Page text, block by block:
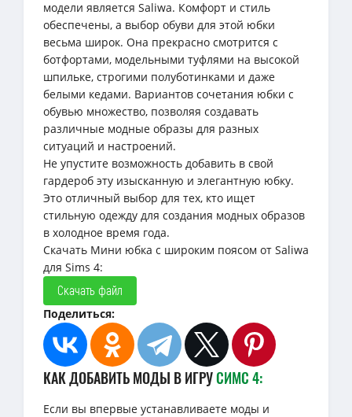
модели является Saliwa. Комфорт и стиль
обеспечены, а выбор обуви для этой юбки
весьма широк. Она прекрасно смотрится с
ботфортами, модельными туфлями на высокой
шпильке, строгими полуботинками и даже
белыми кедами. Вариантов сочетания юбки с
обувью множество, позволяя создавать
различные модные образы для разных
ситуаций и настроений.
Не упустите возможность добавить в свой
гардероб эту изысканную и элегантную юбку.
Это отличный выбор для тех, кто ищет
стильную одежду для создания модных образов
в холодное время года.
Скачать Мини юбка с широким поясом от Saliwa
для Sims 4:
Скачать файл
Поделиться:
КАК ДОБАВИТЬ МОДЫ В ИГРУСИМС 4:
Если вы впервые устанавливаете моды и